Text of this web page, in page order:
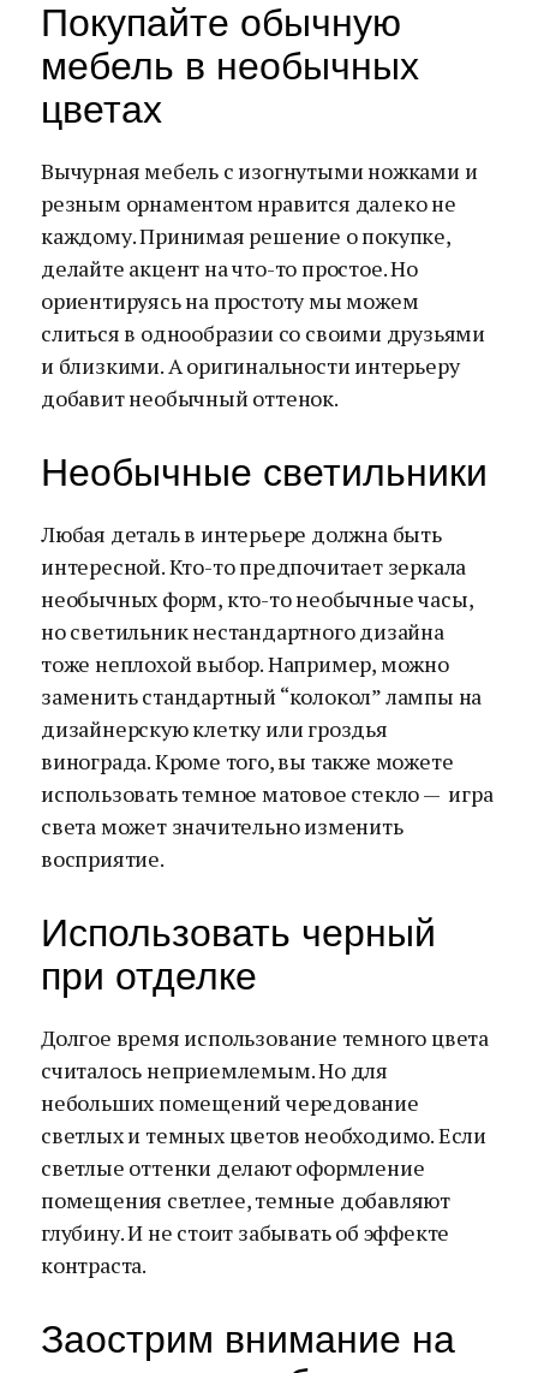
Покупайте обычную
мебель в необычных
цветах
Вычурная мебель с изогнутыми ножками и
резным орнаментом нравится далеко не
каждому. Принимая решение о покупке,
делайте акцент на что-то простое. Но
ориентируясь на простоту мы можем
слиться в однообразии со своими друзьями
и близкими. А оригинальности интерьеру
добавит необычный оттенок.
Необычные светильники
Любая деталь в интерьере должна быть
интересной. Кто-то предпочитает зеркала
необычных форм, кто-то необычные часы,
но светильник нестандартного дизайна
тоже неплохой выбор. Например, можно
заменить стандартный “колокол” лампы на
дизайнерскую клетку или гроздья
винограда. Кроме того, вы также можете
использовать темное матовое стекло — игра
света может значительно изменить
восприятие.
Использовать черный
при отделке
Долгое время использование темного цвета
считалось неприемлемым. Но для
небольших помещений чередование
светлых и темных цветов необходимо. Если
светлые оттенки делают оформление
помещения светлее, темные добавляют
глубину. И не стоит забывать об эффекте
контраста.
Заострим внимание на